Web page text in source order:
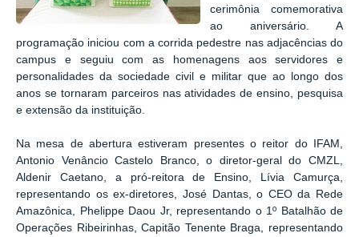
cerimônia comemorativa
ao aniversário. A
programação iniciou com a corrida pedestre nas adjacências do
campus e seguiu com as homenagens aos servidores e
personalidades da sociedade civil e militar que ao longo dos
anos se tornaram parceiros nas atividades de ensino, pesquisa
e extensão da instituição.
Na mesa de abertura estiveram presentes o reitor do IFAM,
Antonio Venâncio Castelo Branco, o diretor-geral do CMZL,
Aldenir Caetano, a pró-reitora de Ensino, Lívia Camurça,
representando os ex-diretores, José Dantas, o CEO da Rede
Amazônica, Phelippe Daou Jr, representando o 1º Batalhão de
Operações Ribeirinhas, Capitão Tenente Braga, representando